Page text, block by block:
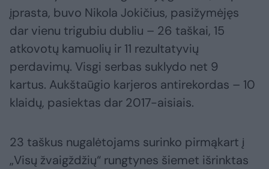
įprasta, buvo Nikola Jokičius, pasižymėjęs
dar vienu trigubiu dubliu – 26 taškai, 15
atkovotų kamuolių ir 11 rezultatyvių
perdavimų. Visgi serbas suklydo net 9
kartus. Aukštaūgio karjeros antirekordas – 10
klaidų, pasiektas dar 2017-aisiais.
23 taškus nugalėtojams surinko pirmąkart į
„Visų žvaigždžių“ rungtynes šiemet išrinktas